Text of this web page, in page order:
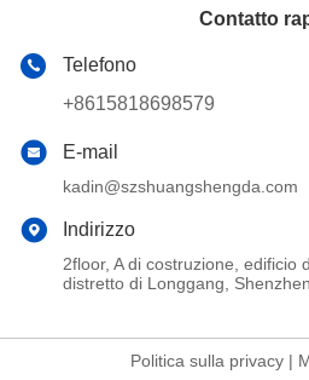
Contatto
Telefono
+8615818698579
E-mail
kadin@szshuangshengda.com
Indirizzo
2floor, A di costruzione, edificio
distretto di Longgang,
Politica sulla privacy |